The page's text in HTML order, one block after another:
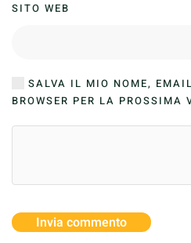
SITO WEB
SALVA IL MIO NOME,
BROWSER PER LA PROSSIMA
Invia commento